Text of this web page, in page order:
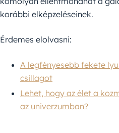
korábbi elképzeléseinek.
Érdemes elolvasni:
A legfényesebb fekete
csillagot
Lehet, hogy az élet a
az univerzumban?